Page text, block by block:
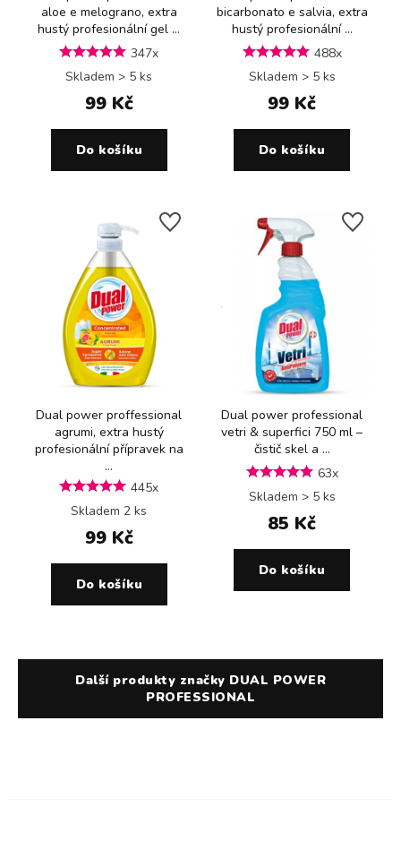
aloe e melograno, extra
hustý profesionální gel ...
347x
Skladem > 5 ks
99 Kč
Do košíku
bicarbonato e salvia, extra
hustý profesionální ...
488x
Skladem > 5 ks
99 Kč
Do košíku
Dual power proffessional
agrumi, extra hustý
profesionální přípravek na
...
445x
Skladem 2 ks
99 Kč
Do košíku
Dual power professional
vetri & superfici 750 ml –
čistič skel a ...
63x
Skladem > 5 ks
85 Kč
Do košíku
Další produkty značky DUAL POWER
PROFESSIONAL